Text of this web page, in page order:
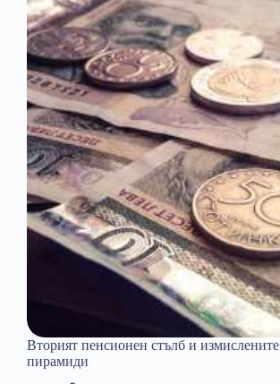
Вторият пенсионен стълб и измислените
пирамиди